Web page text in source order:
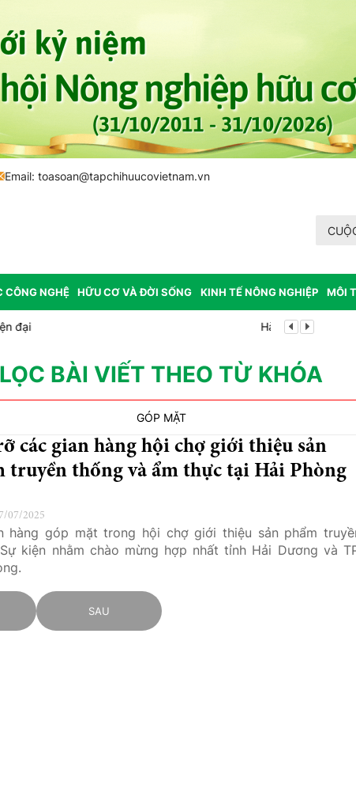
Email: toasoan@tapchihuucovietnam.vn
CÔNG NGHỆ HỮU CƠ VÀ ĐỜI SỐNG KINH TẾ NÔNG NGHIỆP MÔI
điện gió hơn 7.800 tỷ đồng Chuyển đổi số
LỌC BÀI VIẾT THEO TỪ KHÓA
GÓP MẶT
các gian hàng hội chợ giới thiệu sản
truyền thống và ẩm thực tại Hải Phòng
07/2025
hàng góp mặt trong hội chợ giới thiệu sản phẩm
kiện nhằm chào mừng hợp nhất tỉnh Hải Dương và
SAU